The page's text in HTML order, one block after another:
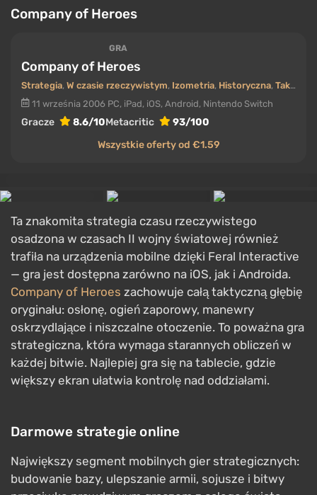
Company of Heroes
GRA
Company of Heroes
Strategia, W czasie rzeczywistym, Izometria, Historyczna, Taktyka
11 września 2006 PC, iPad, iOS, Android, Nintendo Switch
Gracze 8.6/10Metacritic
93/100
Wszystkie oferty od €1.59
Ta znakomita strategia czasu rzeczywistego
osadzona w czasach II wojny światowej również
trafiła na urządzenia mobilne dzięki Feral Interactive
— gra jest dostępna zarówno na iOS, jak i Androida.
Company of Heroes zachowuje całą taktyczną głębię
oryginału: osłonę, ogień zaporowy, manewry
oskrzydlające i niszczalne otoczenie. To poważna gra
strategiczna, która wymaga starannych obliczeń w
każdej bitwie. Najlepiej gra się na tablecie, gdzie
większy ekran ułatwia kontrolę nad oddziałami.
Darmowe strategie online
Największy segment mobilnych gier strategicznych:
budowanie bazy, ulepszanie armii, sojusze i bitwy